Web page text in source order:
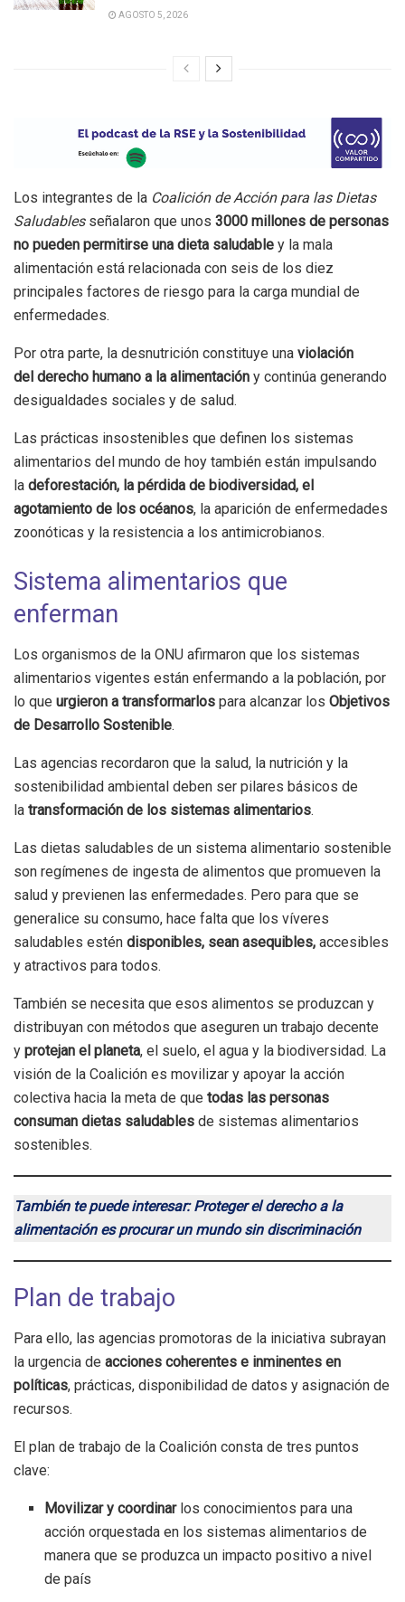
AGOSTO 5, 2026
Los integrantes de la Coalición de Acción para las Dietas
Saludablesseñalaron que unos 3000 millones de personas
no pueden permitirse una dieta saludable y la mala
alimentación está relacionada con seis de los diez
principales factores de riesgo para la carga mundial de
enfermedades.
Por otra parte, la desnutrición constituye una violación
del derecho humano a la alimentación y continúa generando
desigualdades sociales y de salud.
Las prácticas insostenibles que definen los sistemas
alimentarios del mundo de hoy también están impulsando
la deforestación, la pérdida de biodiversidad, el
agotamiento de los océanos, la aparición de enfermedades
zoonóticas y la resistencia a los antimicrobianos.
Sistema alimentarios que
enferman
Los organismos de la ONU afirmaron que los sistemas
alimentarios vigentes están enfermando a la población, por
lo que urgieron a transformarlos para alcanzar los Objetivos
de Desarrollo Sostenible.
Las agencias recordaron que la salud, la nutrición y la
sostenibilidad ambiental deben ser pilares básicos de
la transformación de los sistemas alimentarios.
Las dietas saludables de un sistema alimentario sostenible
son regímenes de ingesta de alimentos que promueven la
salud y previenen las enfermedades. Pero para que se
generalice su consumo, hace falta que los víveres
saludables estén disponibles, sean asequibles, accesibles
y atractivos para todos.
También se necesita que esos alimentos se produzcan y
distribuyan con métodos que aseguren un trabajo decente
y protejan el planeta, el suelo, el agua y la biodiversidad. La
visión de la Coalición es movilizar y apoyar la acción
colectiva hacia la meta de que todas las personas
consuman dietas saludables de sistemas alimentarios
sostenibles.
También te puede interesar: Proteger el derecho a la
alimentación es procurar un mundo sin discriminación
Plan de trabajo
Para ello, las agencias promotoras de la iniciativa subrayan
la urgencia de acciones coherentes e inminentes en
políticas, prácticas, disponibilidad de datos y asignación de
recursos.
El plan de trabajo de la Coalición consta de tres puntos
clave:
Movilizar y coordinar los conocimientos para una
acción orquestada en los sistemas alimentarios de
manera que se produzca un impacto positivo a nivel
de país